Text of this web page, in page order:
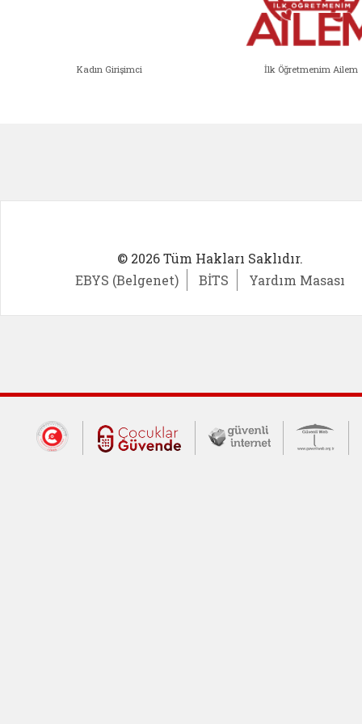
Kadın Girişimci İlk Öğretmenim Ailem
© 2026 Tüm Hakları Saklıdır.
EBYS (Belgenet)
BİTS Yardım Masası
Dış Bağlantılar
Cumhurbaşkanlığı İletişim Merkezi
Çocuklar Güvende (yeni
Güvenli